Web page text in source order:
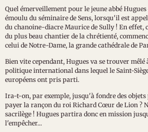
Quel émerveillement pour le jeune abbé
émoulu du séminaire de Sens, lorsqu'il est
du chanoine-diacre Maurice de Sully ! En effet,
du plus beau chantier de la chrétienté,
celui de Notre-Dame, la grande cathédrale de
Bien vite cependant, Hugues va se trouver
politique international dans lequel le Saint-
européens ont pris parti.
Ira-t-on, par exemple, jusqu'à fondre des
payer la rançon du roi Richard Cœur de Lion ?
sacrilège ! Hugues partira donc en mission
l'empêcher...